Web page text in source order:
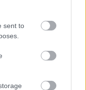
sent to